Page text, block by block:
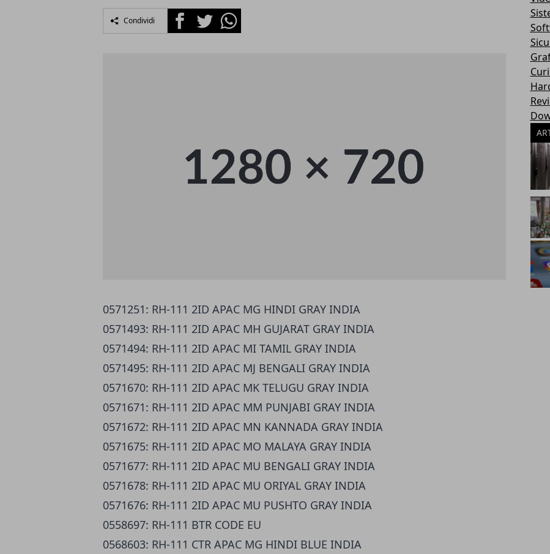
Condividi FacebookTwitterWhatsapp
0571251: RH-111 2ID APAC MG HINDI GRAY INDIA
0571493: RH-111 2ID APAC MH GUJARAT GRAY INDIA
0571494: RH-111 2ID APAC MI TAMIL GRAY INDIA
0571495: RH-111 2ID APAC MJ BENGALI GRAY INDIA
0571670: RH-111 2ID APAC MK TELUGU GRAY INDIA
0571671: RH-111 2ID APAC MM PUNJABI GRAY INDIA
0571672: RH-111 2ID APAC MN KANNADA GRAY INDIA
0571675: RH-111 2ID APAC MO MALAYA GRAY INDIA
0571677: RH-111 2ID APAC MU BENGALI GRAY INDIA
0571678: RH-111 2ID APAC MU ORIYAL GRAY INDIA
0571676: RH-111 2ID APAC MU PUSHTO GRAY INDIA
0558697: RH-111 BTR CODE EU
0568603: RH-111 CTR APAC MG HINDI BLUE INDIA